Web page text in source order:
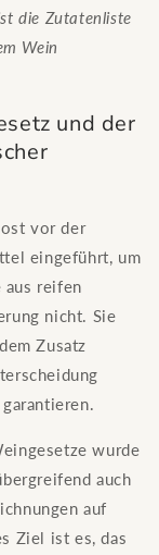
die Zutatenliste
Wein
und der
vor der
eingeführt, um
aus reifen
nicht. Sie
Zusatz
wurde
auch
auf
Ziel ist es, das